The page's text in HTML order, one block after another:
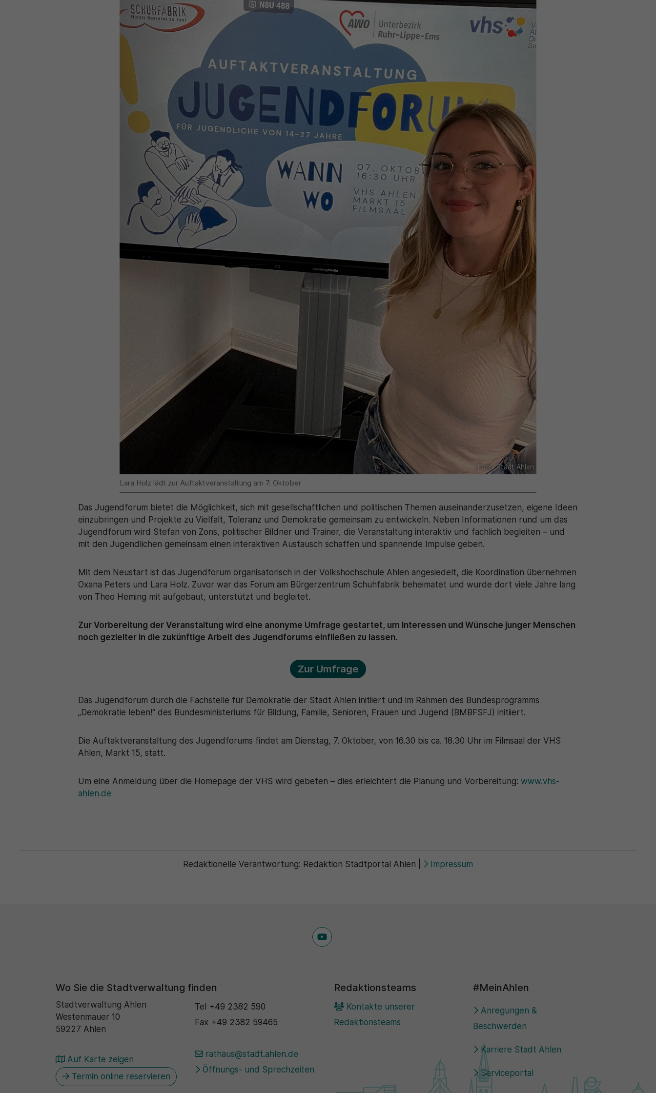
Foto: Stadt Ahlen
Lara Holz lädt zur Auftaktveranstaltung am 7. Oktober
Das Jugendforum bietet die Möglichkeit, sich mit gesellschaftlichen und politischen Themen auseinanderzusetzen, eigene Ideen
einzubringen und Projekte zu Vielfalt, Toleranz und Demokratie gemeinsam zu entwickeln. Neben Informationen rund um das
Jugendforum wird Stefan von Zons, politischer Bildner und Trainer, die Veranstaltung interaktiv und fachlich begleiten – und
mit den Jugendlichen gemeinsam einen interaktiven Austausch schaffen und spannende Impulse geben.
Mit dem Neustart ist das Jugendforum organisatorisch in der Volkshochschule Ahlen angesiedelt, die Koordination übernehmen
Oxana Peters und Lara Holz. Zuvor war das Forum am Bürgerzentrum Schuhfabrik beheimatet und wurde dort viele Jahre lang
von Theo Heming mit aufgebaut, unterstützt und begleitet.
Zur Vorbereitung der Veranstaltung wird eine anonyme Umfrage gestartet, um Interessen und Wünsche junger Menschen
noch gezielter in die zukünftige Arbeit des Jugendforums einfließen zu lassen.
Zur Umfrage
Das Jugendforum durch die Fachstelle für Demokratie der Stadt Ahlen initiiert und im Rahmen des Bundesprogramms
„Demokratie leben!“ des Bundesministeriums für Bildung, Familie, Senioren, Frauen und Jugend (BMBFSFJ) initiiert.
Die Auftaktveranstaltung des Jugendforums findet am Dienstag, 7. Oktober, von 16.30 bis ca. 18.30 Uhr im Filmsaal der VHS
Ahlen, Markt 15, statt.
Um eine Anmeldung über die Homepage der VHS wird gebeten – dies erleichtert die Planung und Vorbereitung: www.vhs-
ahlen.de
Redaktionelle Verantwortung: Redaktion Stadtportal Ahlen Impressum
Wo Sie die Stadtverwaltung finden
Stadtverwaltung Ahlen
Westenmauer 10
59227 Ahlen
Auf Karte zeigen
Termin online reservieren
Tel +49 2382 590
Fax +49 2382 59465
rathaus@stadt.ahlen.de
Öffnungs- und Sprechzeiten
Redaktionsteams
Kontakte unserer
Redaktionsteams
#MeinAhlen
Anregungen &
Beschwerden
Karriere Stadt Ahlen
Serviceportal
generierte ID, für die historische Speicherung
Ihrer vorgenommen Einstellungen, falls der
Webseiten-Betreiber dies eingestellt hat.
Details wie die eindeutige Besucher-ID zu
Anbieter Matomo
Laufzeit 30 Minuten
Zweck
Wird für statistische Zwecke verwendet, um
vorübergehende Daten des Besuchs zu
speichern.